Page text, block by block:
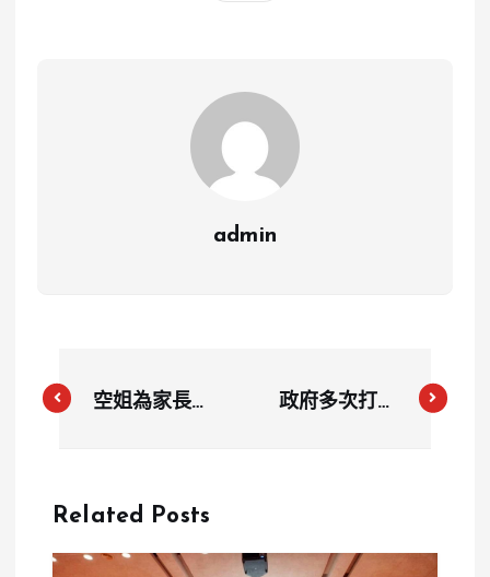
admin
空姐為家長帶
因嬰兒哭鬧困
政府多次打炒
Related Posts